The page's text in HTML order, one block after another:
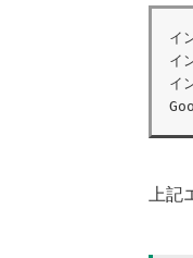
イ
イ
イ
上